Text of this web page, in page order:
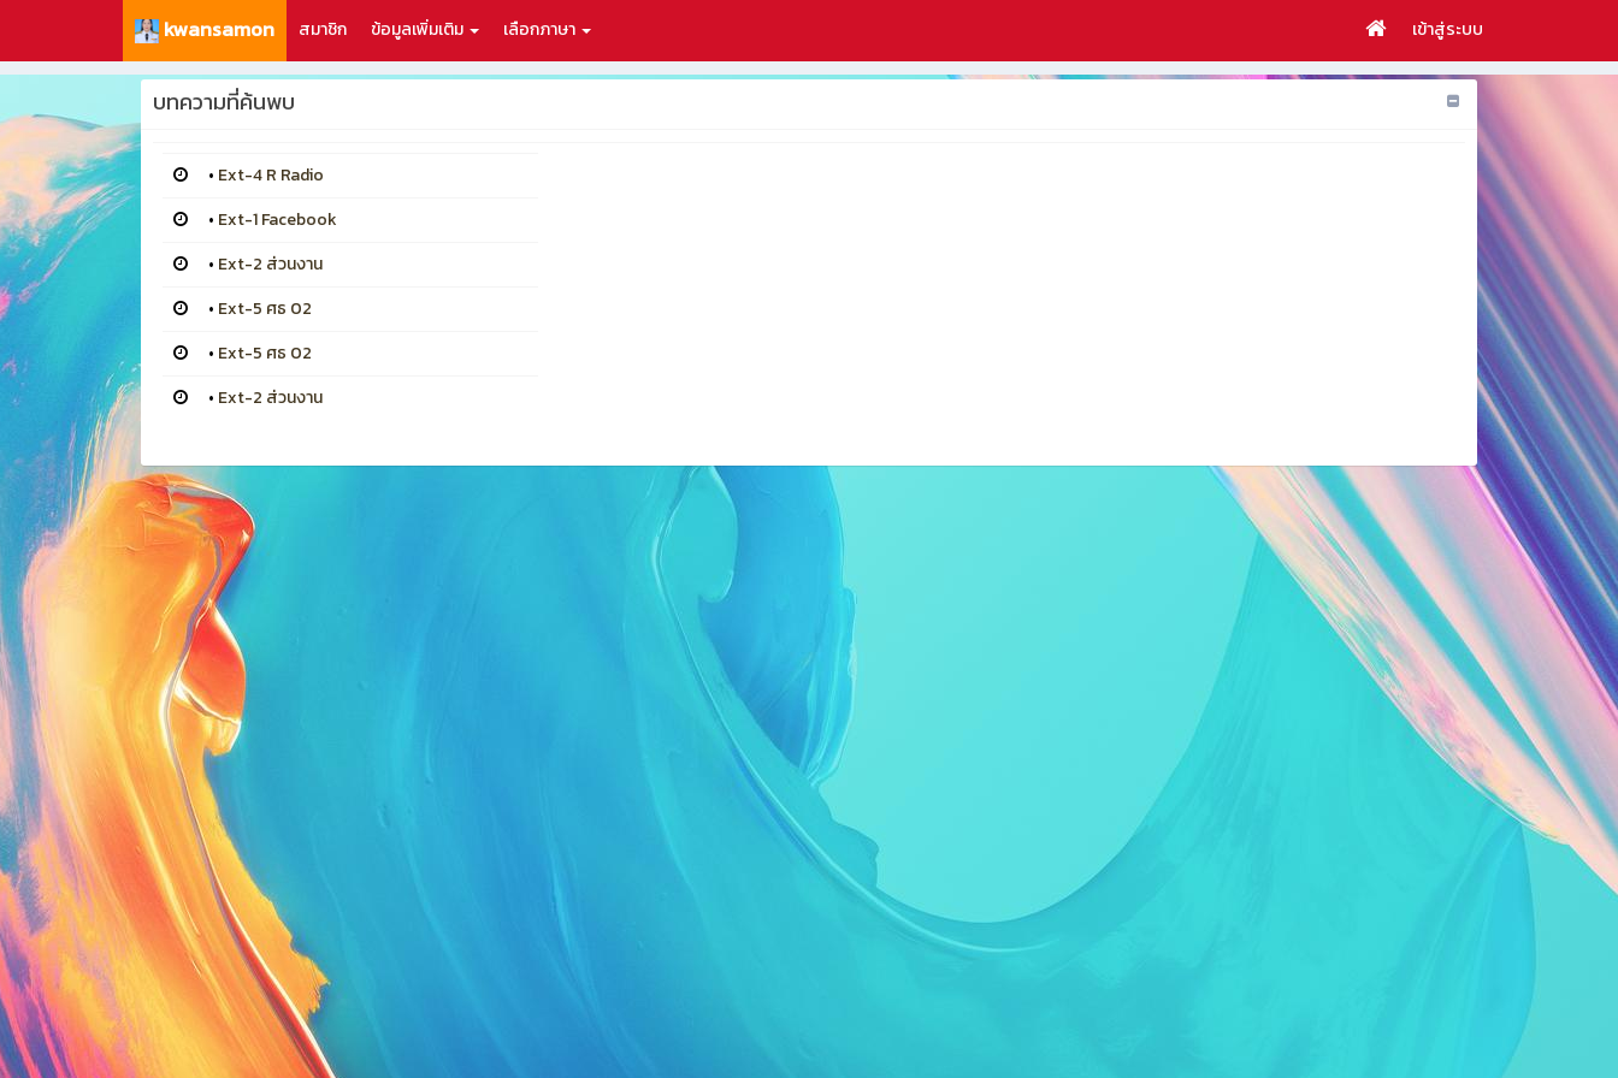
kwansamon สมาชิก ข้อมูลเพิ่มเติม เลือกภาษา เข้าสู่ระบบ
บทความที่ค้นพบ
• Ext-4 R Radio
• Ext-1 Facebook
• Ext-2 ส่วนงาน
• Ext-5 ศธ 02
• Ext-5 ศธ 02
• Ext-2 ส่วนงาน